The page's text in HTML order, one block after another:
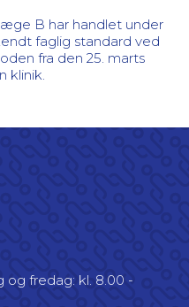
B har handlet under
faglig standard ved
fra den 25. marts
klinik.
og fredag: kl. 8.00 -